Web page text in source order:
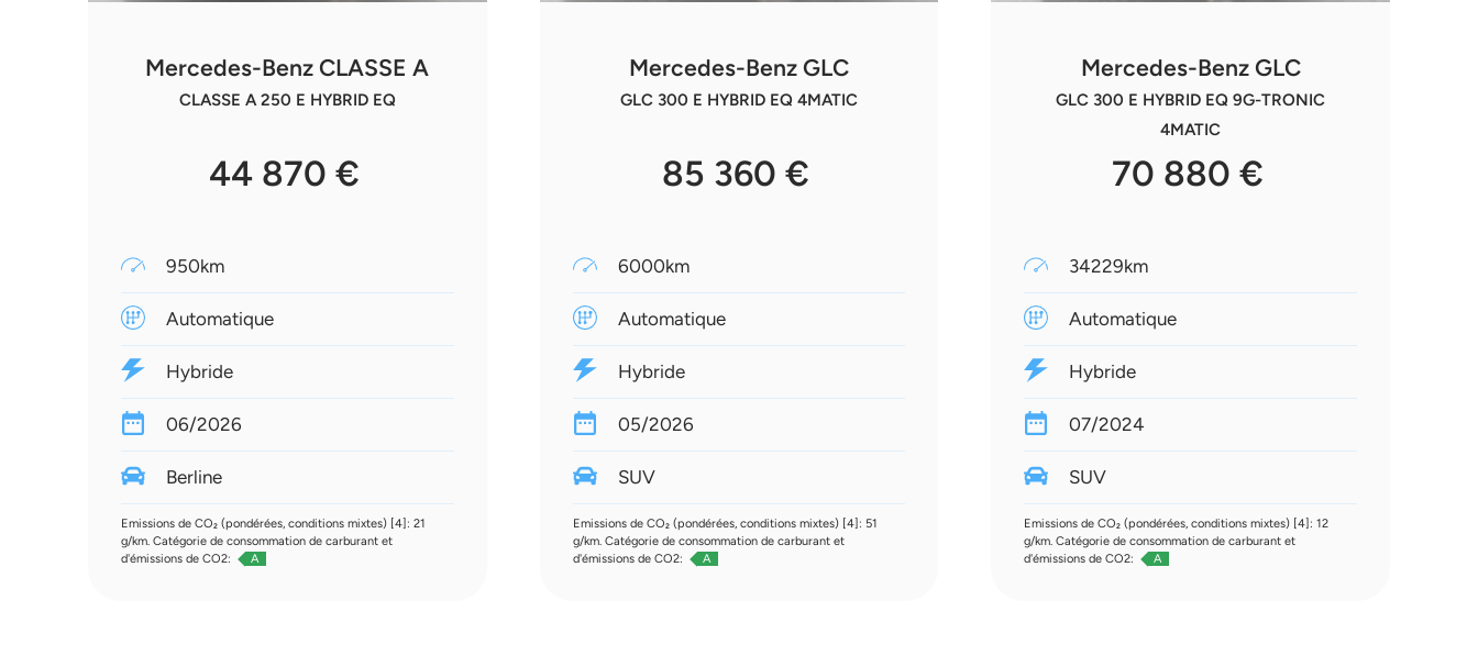
Mercedes-Benz CLASSE A
CLASSE A 250 E HYBRID EQ
44 870 €
950km
Automatique
Hybride
06/2026
Berline
Emissions de CO₂ (pondérées, conditions mixtes) [4]: 21
g/km. Catégorie de consommation de carburant et
d'émissions de CO2:
A
Mercedes-Benz GLC
GLC 300 E HYBRID EQ 4MATIC
85 360 €
6000km
Automatique
Hybride
05/2026
SUV
Emissions de CO₂ (pondérées, conditions mixtes) [4]: 51
g/km. Catégorie de consommation de carburant et
d'émissions de CO2:
A
Mercedes-Benz GLC
GLC 300 E HYBRID EQ 9G-TRONIC
4MATIC
70 880 €
34229km
Automatique
Hybride
07/2024
SUV
Emissions de CO₂ (pondérées, conditions mixtes) [4]: 12
g/km. Catégorie de consommation de carburant et
d'émissions de CO2:
A